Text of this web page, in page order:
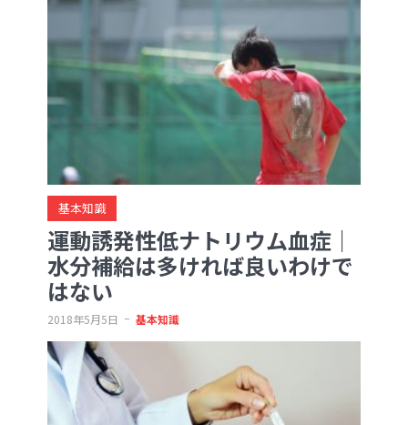
基本知識
運動誘発性低ナトリウム血症｜
水分補給は多ければ良いわけで
はない
2018年5月5日 基本知識